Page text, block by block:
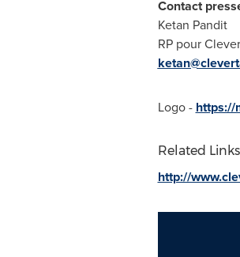
Contact
Ketan Pandit
RP pour
Logo - https://
Related Links
http://